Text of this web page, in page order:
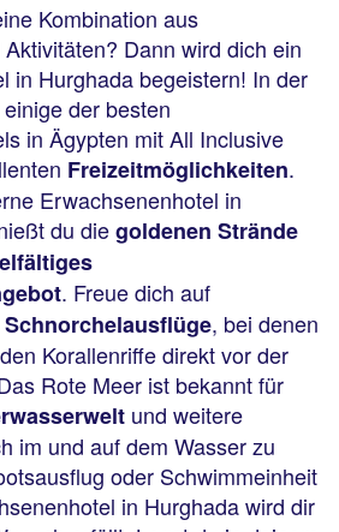
Kombination aus
Dann wird dich ein
in Hurghada begeistern! In der
der besten
in Ägypten mit All Inclusive
Freizeitmöglichkeiten.
Erwachsenenhotel in
du diegoldenen Strände
. Freue dich auf
Schnorchelausflüge, bei denen
Korallenriffe direkt vor der
Rote Meer ist bekannt für
und weitere
im und auf dem Wasser zu
oder Schwimmeinheit
in Hurghada wird dir